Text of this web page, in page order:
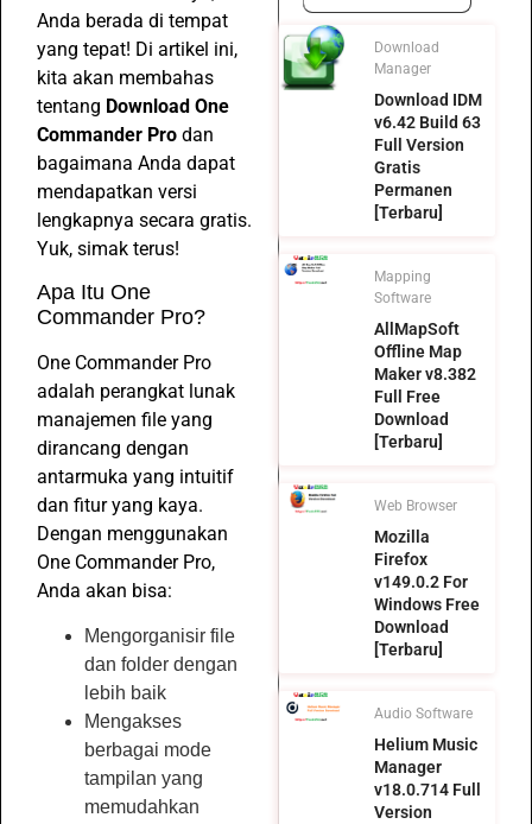
Anda berada di tempat
yang tepat! Di artikel ini,
kita akan membahas
tentang Download One
Commander Pro dan
bagaimana Anda dapat
mendapatkan versi
lengkapnya secara gratis.
Yuk, simak terus!
Apa Itu One
Commander Pro?
One Commander Pro
adalah perangkat lunak
manajemen file yang
dirancang dengan
antarmuka yang intuitif
dan fitur yang kaya.
Dengan menggunakan
One Commander Pro,
Anda akan bisa:
Mengorganisir file
dan folder dengan
lebih baik
Mengakses
berbagai mode
tampilan yang
memudahkan
Download
Manager
Download IDM
v6.42 Build 63
Full Version
Gratis
Permanen
[Terbaru]
Mapping
Software
AllMapSoft
Offline Map
Maker v8.382
Full Free
Download
[Terbaru]
Web Browser
Mozilla
Firefox
v149.0.2 For
Windows Free
Download
[Terbaru]
Audio Software
Helium Music
Manager
v18.0.714 Full
Version